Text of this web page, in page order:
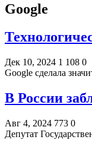
Google
Дек 10, 2024 1 108 0
Google сделала
В России
Авг 4, 2024 773 0
Депутат